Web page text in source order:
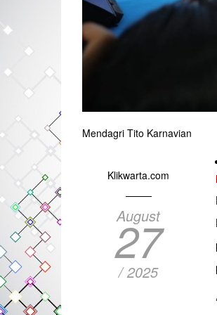
Mendagri Tito Karnavian
Klikwarta.com
August
27
/ 2025